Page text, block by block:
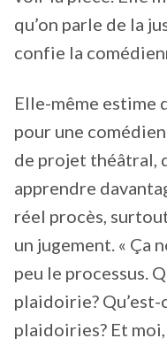
qu’on parle de la
confie la
Elle-même estime
pour une
de projet théâtral,
apprendre
réel procès,
un jugement. « Ça
peu le processus.
plaidoirie? Qu’est-
plaidoiries? Et